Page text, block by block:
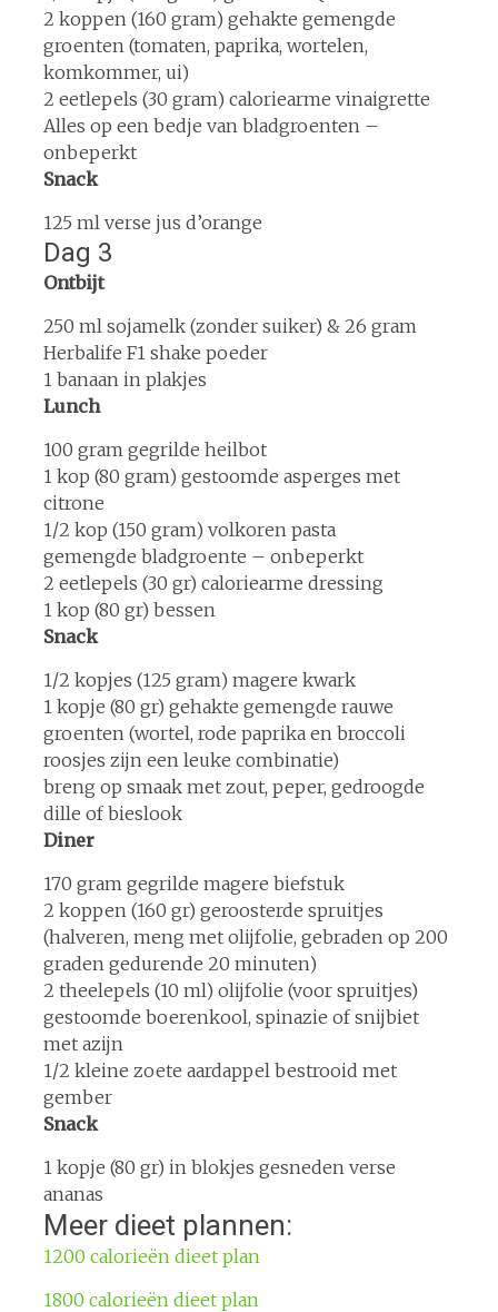
2 koppen (160 gram) gehakte gemengde
groenten (tomaten, paprika, wortelen,
komkommer, ui)
2 eetlepels (30 gram) caloriearme vinaigrette
Alles op een bedje van bladgroenten –
onbeperkt
Snack
125 ml verse jus d’orange
Dag 3
Ontbijt
250 ml sojamelk (zonder suiker) & 26 gram
Herbalife F1 shake poeder
1 banaan in plakjes
Lunch
100 gram gegrilde heilbot
1 kop (80 gram) gestoomde asperges met
citrone
1/2 kop (150 gram) volkoren pasta
gemengde bladgroente – onbeperkt
2 eetlepels (30 gr) caloriearme dressing
1 kop (80 gr) bessen
Snack
1/2 kopjes (125 gram) magere kwark
1 kopje (80 gr) gehakte gemengde rauwe
groenten (wortel, rode paprika en broccoli
roosjes zijn een leuke combinatie)
breng op smaak met zout, peper, gedroogde
dille of bieslook
Diner
170 gram gegrilde magere biefstuk
2 koppen (160 gr) geroosterde spruitjes
(halveren, meng met olijfolie, gebraden op 200
graden gedurende 20 minuten)
2 theelepels (10 ml) olijfolie (voor spruitjes)
gestoomde boerenkool, spinazie of snijbiet
met azijn
1/2 kleine zoete aardappel bestrooid met
gember
Snack
1 kopje (80 gr) in blokjes gesneden verse
ananas
Meer dieet plannen:
1200 calorieën dieet plan
1800 calorieën dieet plan